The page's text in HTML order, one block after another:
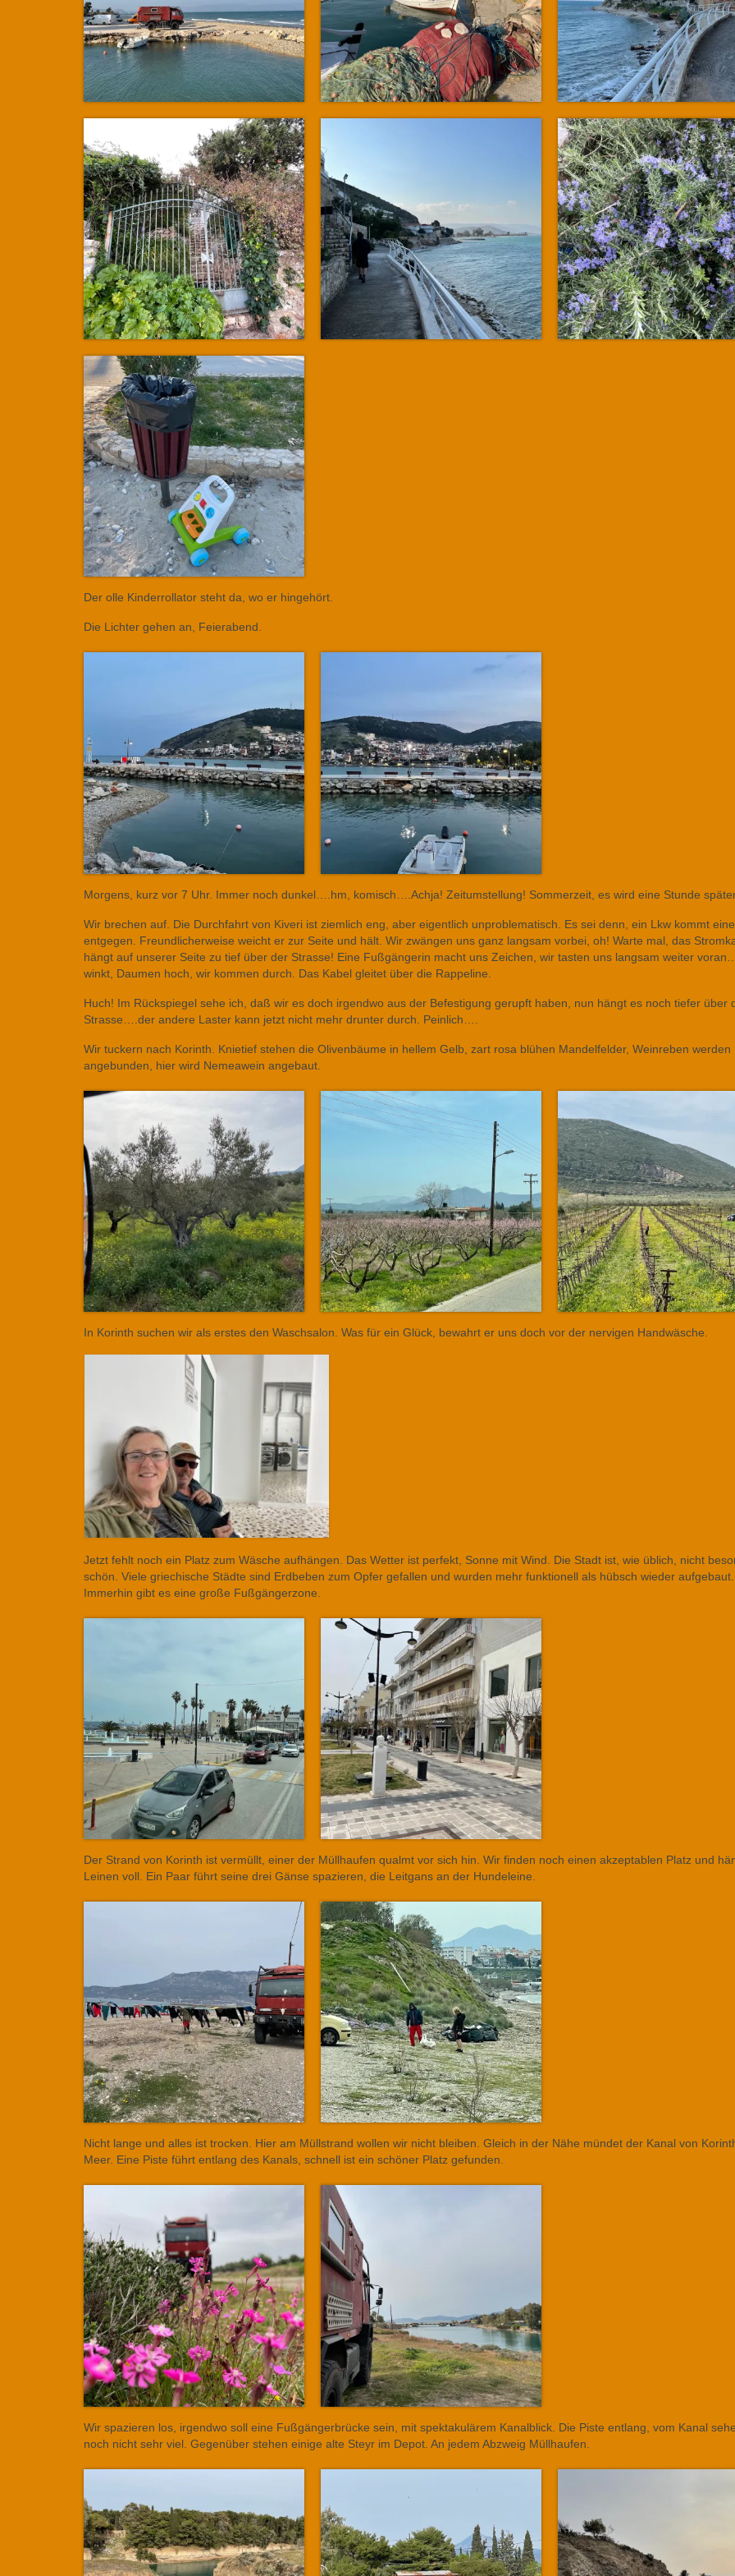
Der olle Kinderrollator steht da, wo er hingehört.
Die Lichter gehen an, Feierabend.
Morgens, kurz vor 7 Uhr. Immer noch dunkel….hm, komisch….Achja! Zeitumstellung! Sommerzeit, es wird eine Stunde
Wir brechen auf. Die Durchfahrt von Kiveri ist ziemlich eng, aber eigentlich unproblematisch. Es sei denn, ein Lkw kommt
entgegen. Freundlicherweise weicht er zur Seite und hält. Wir zwängen uns ganz langsam vorbei, oh! Warte mal, das
hängt auf unserer Seite zu tief über der Strasse! Eine Fußgängerin macht uns Zeichen, wir tasten uns langsam weiter
winkt, Daumen hoch, wir kommen durch. Das Kabel gleitet über die Rappeline.
Huch! Im Rückspiegel sehe ich, daß wir es doch irgendwo aus der Befestigung gerupft haben, nun hängt es noch tiefer über
Strasse….der andere Laster kann jetzt nicht mehr drunter durch. Peinlich….
Wir tuckern nach Korinth. Knietief stehen die Olivenbäume in hellem Gelb, zart rosa blühen Mandelfelder, Weinreben werden
angebunden, hier wird Nemeawein angebaut.
In Korinth suchen wir als erstes den Waschsalon. Was für ein Glück, bewahrt er uns doch vor der nervigen Handwäsche.
Jetzt fehlt noch ein Platz zum Wäsche aufhängen. Das Wetter ist perfekt, Sonne mit Wind. Die Stadt ist, wie üblich, nicht
schön. Viele griechische Städte sind Erdbeben zum Opfer gefallen und wurden mehr funktionell als hübsch wieder aufgebaut.
Immerhin gibt es eine große Fußgängerzone.
Der Strand von Korinth ist vermüllt, einer der Müllhaufen qualmt vor sich hin. Wir finden noch einen akzeptablen Platz und
Leinen voll. Ein Paar führt seine drei Gänse spazieren, die Leitgans an der Hundeleine.
Nicht lange und alles ist trocken. Hier am Müllstrand wollen wir nicht bleiben. Gleich in der Nähe mündet der Kanal von
Meer. Eine Piste führt entlang des Kanals, schnell ist ein schöner Platz gefunden.
Wir spazieren los, irgendwo soll eine Fußgängerbrücke sein, mit spektakulärem Kanalblick. Die Piste entlang, vom Kanal
noch nicht sehr viel. Gegenüber stehen einige alte Steyr im Depot. An jedem Abzweig Müllhaufen.